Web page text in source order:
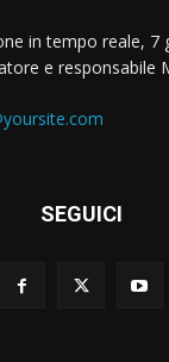
in tempo reale, 7
e responsabile
SEGUICI